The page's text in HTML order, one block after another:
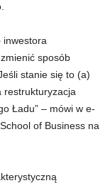
inwestora
sposób
stanie się to (a)
restrukturyzacja
Ładu” – mówi w e-
of Business na